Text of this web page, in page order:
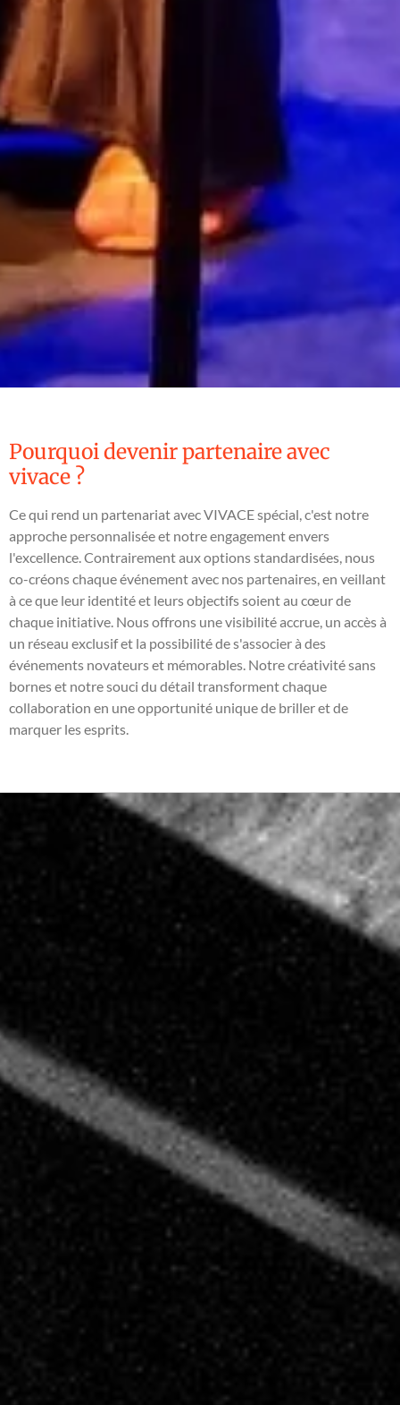
Pourquoi devenir partenaire avec
vivace ?
Ce qui rend un partenariat avec VIVACE spécial, c'est notre
approche personnalisée et notre engagement envers
l'excellence. Contrairement aux options standardisées, nous
co-créons chaque événement avec nos partenaires, en veillant
à ce que leur identité et leurs objectifs soient au cœur de
chaque initiative. Nous offrons une visibilité accrue, un accès à
un réseau exclusif et la possibilité de s'associer à des
événements novateurs et mémorables. Notre créativité sans
bornes et notre souci du détail transforment chaque
collaboration en une opportunité unique de briller et de
marquer les esprits.